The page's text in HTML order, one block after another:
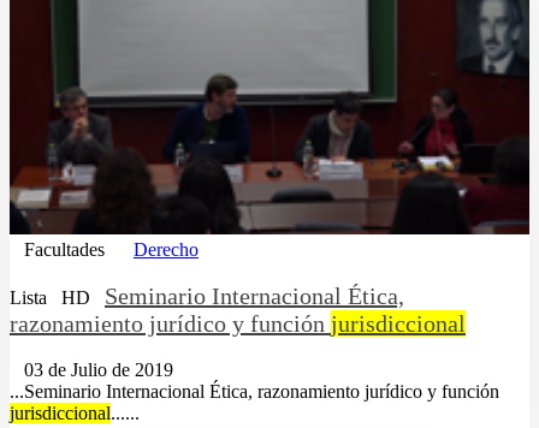
Facultades Derecho
Lista HD
Seminario Internacional Ética,
razonamiento jurídico y función jurisdiccional
03 de Julio de 2019
...Seminario Internacional Ética, razonamiento jurídico y función
jurisdiccional......